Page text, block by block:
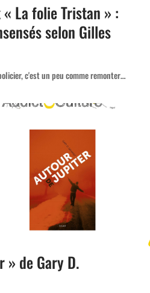
La folie Tristan » :
selon Gilles
c'est un peu comme remonter…
» de Gary D.